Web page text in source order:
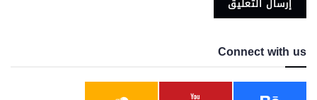
Connect with us